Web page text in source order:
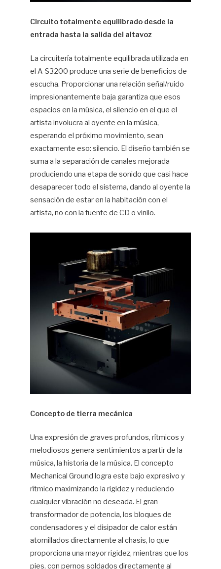
Circuito totalmente equilibrado desde la
entrada hasta la salida del altavoz
La circuitería totalmente equilibrada utilizada en
el A-S3200 produce una serie de beneficios de
escucha. Proporcionar una relación señal/ruido
impresionantemente baja garantiza que esos
espacios en la música, el silencio en el que el
artista involucra al oyente en la música,
esperando el próximo movimiento, sean
exactamente eso: silencio. El diseño también se
suma a la separación de canales mejorada
produciendo una etapa de sonido que casi hace
desaparecer todo el sistema, dando al oyente la
sensación de estar en la habitación con el
artista, no con la fuente de CD o vinilo.
Concepto de tierra mecánica
Una expresión de graves profundos, rítmicos y
melodiosos genera sentimientos a partir de la
música, la historia de la música. El concepto
Mechanical Ground logra este bajo expresivo y
rítmico maximizando la rigidez y reduciendo
cualquier vibración no deseada. El gran
transformador de potencia, los bloques de
condensadores y el disipador de calor están
atornillados directamente al chasis, lo que
proporciona una mayor rigidez, mientras que los
pies, con pernos soldados directamente al